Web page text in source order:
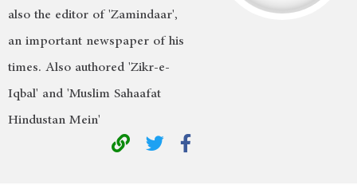
also the editor of 'Zamindaar',
an important newspaper of his
times. Also authored 'Zikr-e-
Iqbal' and 'Muslim Sahaafat
Hindustan Mein'